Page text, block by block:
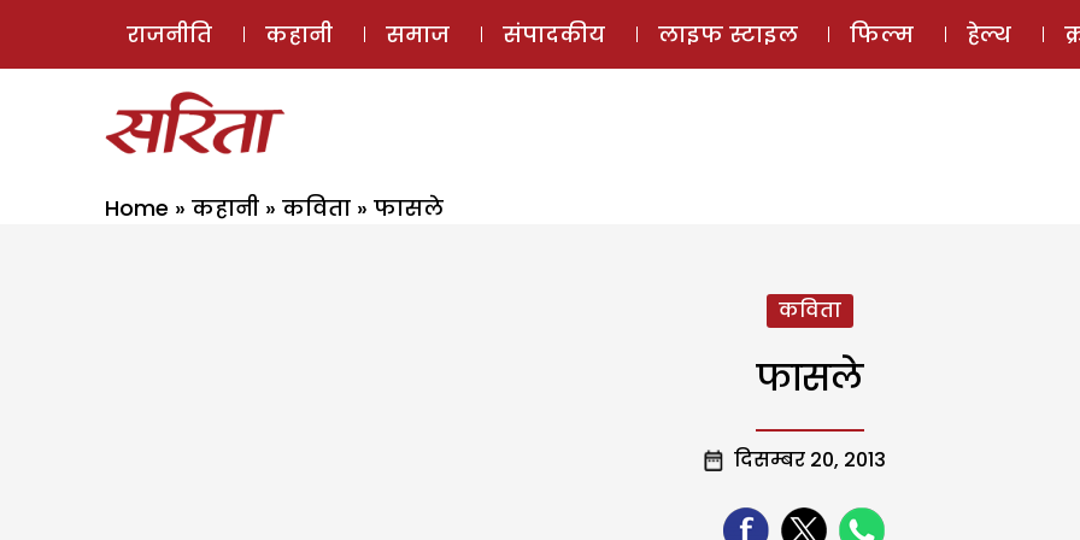
ई-मैगज़ीन
राजनीति कहानी समाज संपादकीय लाइफ स्टाइल फिल्म हेल्थ
Home » कहानी » कविता » फासले
कविता
फासले
दिसम्बर 20, 2013